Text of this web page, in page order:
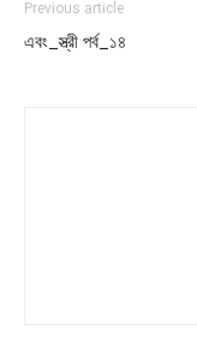
Previous article
এবং_স্ত্রী পর্ব_১৪